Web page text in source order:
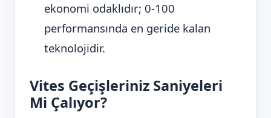
ekonomi odaklıdır; 0-100
performansında en geride kalan
teknolojidir.
Vites Geçişleriniz Saniyeleri
Mi Çalıyor?